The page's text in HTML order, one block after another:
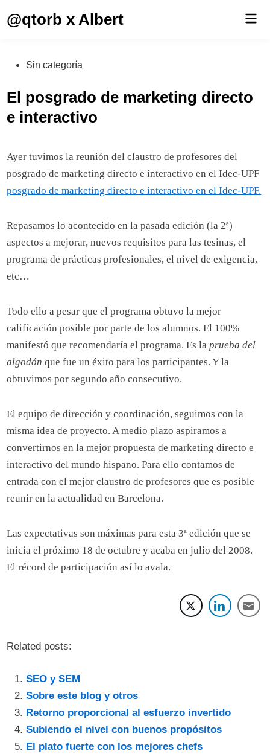
@qtorb x Albert
Publicado
Sin categoría
El posgrado de marketing directo
e interactivo
Ayer tuvimos la reunión del claustro de profesores del
posgrado de marketing directo e interactivo en el Idec-UPF
posgrado de marketing directo e interactivo en el Idec-UPF.
Repasamos lo acontecido en la pasada edición (la 2ª)
aspectos a mejorar, nuevos requisitos para las tesinas, el
programa de prácticas profesionales, el nivel de exigencia,
etc…
Todo ello a pesar que el programa obtuvo la mejor
calificación posible por parte de los alumnos. El 100%
manifestó que recomendaría el programa. Es laprueba del
algodón que fue un éxito para los participantes. Y la
obtuvimos por segundo año consecutivo.
El equipo de dirección y coordinación, seguimos con la
misma idea de proyecto. A medio plazo aspiramos a
convertirnos en la mejor propuesta de marketing directo e
interactivo del mundo hispano. Para ello contamos de
entrada con el mejor claustro de profesores que es posible
reunir en la actualidad en Barcelona.
Las expectativas son máximas para esta 3ª edición que se
inicia el próximo 18 de octubre y acaba en julio del 2008.
El récord de participación así lo avala.
Related posts:
SEO y SEM
Sobre este blog y otros
Retorno proporcional al esfuerzo invertido
Subiendo el nivel con buenos propósitos
El plato fuerte con los mejores chefs